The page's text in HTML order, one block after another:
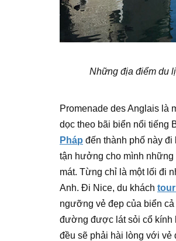
Những địa điểm du
Promenade des Anglais là
dọc theo bãi biển nổi tiếng
Pháp đến thành phố này
tận hưởng cho mình
mát. Từng chỉ là một lối đi
Anh. Đi Nice, du khách
ngưỡng vẻ đẹp của biển
đường được lát sỏi cổ kính
đều sẽ phải hài lòng với vẻ